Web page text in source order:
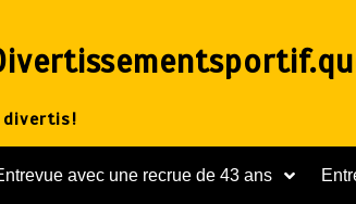
avec une recrue de 43 ans